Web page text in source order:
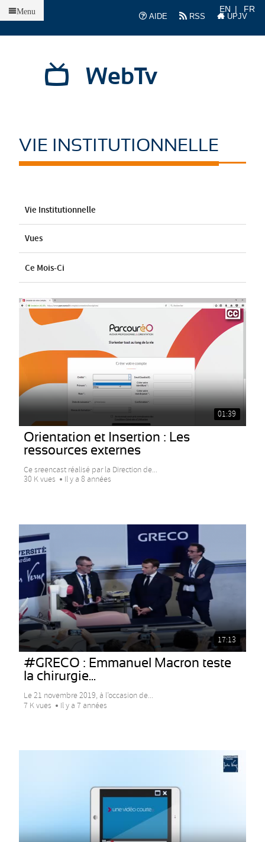
AIDE
RSS UPJV
EN FR
WebTv
Menu
VIE INSTITUTIONNELLE
Vie Institutionnelle
Vues
Ce Mois-Ci
01:39
Orientation et Insertion : Les
ressources externes
Ce sreencast réalisé par la Direction de...
30 K vues
Il y a 8 années
17:13
#GRECO : Emmanuel Macron teste
la chirurgie...
Le 21 novembre 2019, à l’occasion de...
7 K vues
Il y a 7 années